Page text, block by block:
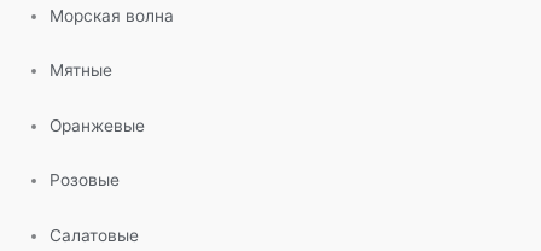
Морская волна
Мятные
Оранжевые
Розовые
Салатовые